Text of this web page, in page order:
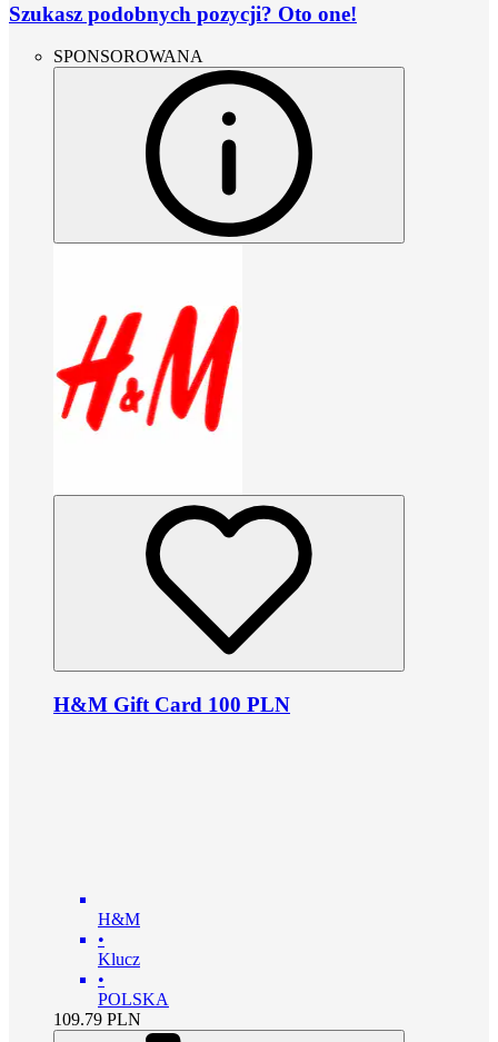
Szukasz podobnych pozycji? Oto one!
SPONSOROWANA
H&M Gift Card 100 PLN
H&M
•
Klucz
•
POLSKA
109.79 PLN